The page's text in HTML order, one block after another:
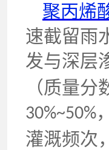
聚丙烯
速截留雨
发与深层
（质量
30%~50%
灌溉频次